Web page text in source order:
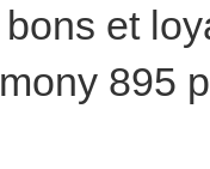
et
895